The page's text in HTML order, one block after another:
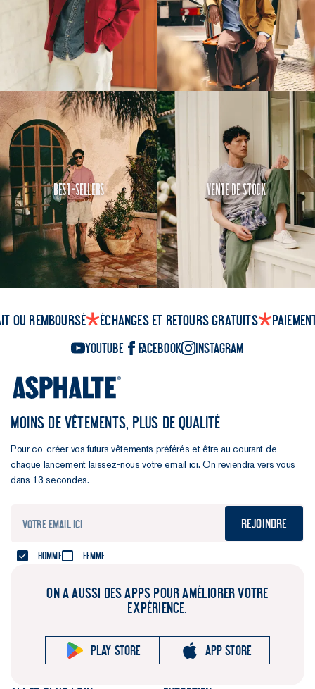
Best-Sellers Vente de Stock
ou remboursé Échanges et retours gratuits
YouTube Facebook Instagram
MOINS DE VÊTEMENTS, PLUS DE QUALITÉ
Pour co-créer vos futurs vêtements préférés et être au courant de
chaque lancement laissez-nous votre email ici. On reviendra vers vous
dans 13 secondes.
Rejoindre
Homme Femme
ON A AUSSI DES APPS POUR AMÉLIORER VOTRE
EXPÉRIENCE.
Play store App store